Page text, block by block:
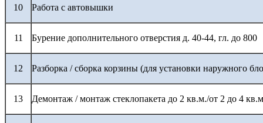
10 Работа с автовышки
11 Бурение дополнительного отверстия д. 40-44, гл. до 800
12 Разборка / сборка корзины (для установки наружного
13 Демонтаж / монтаж стеклопакета до 2 кв.м./от 2 до 4